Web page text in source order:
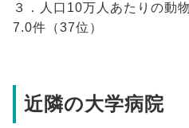
３．人口10万人あたりの動
7.0件（37位）
近隣の大学病院